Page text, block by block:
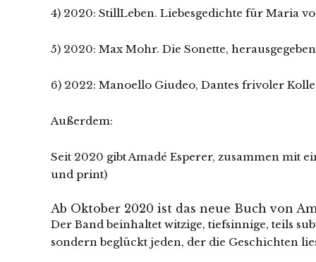
4) 2020: StillLeben. Liebesgedichte für Maria
5) 2020: Max Mohr. Die Sonette,
6) 2022: Manoello Giudeo, Dantes frivoler
Außerdem:
Seit 2020 gibt Amadé Esperer, zusammen mit
und print)
Ab Oktober 2020 ist das neue Buch von
Der Band beinhaltet witzige, tiefsinnige, teils
sondern beglückt jeden, der die Geschichten